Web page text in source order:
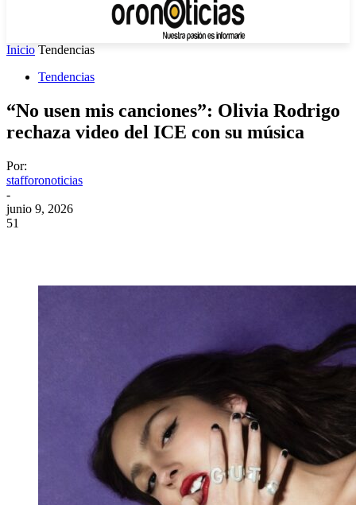
Inicio Tendencias
Tendencias
“No usen mis canciones”: Olivia Rodrigo
rechaza video del ICE con su música
Por:
stafforonoticias
-
junio 9, 2026
51